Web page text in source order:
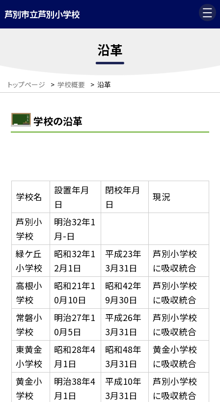
芦別市立芦別小学校
沿革
トップページ > 学校概要 > 沿革
学校の沿革
学校名
設置年月
日
閉校年月
日
現況
芦別小
学校
明治32年1
月-日
緑ケ丘
小学校
昭和32年1
2月1日
平成23年
3月31日
芦別小学校
に吸収統合
高根小
学校
昭和21年1
0月10日
昭和42年
9月30日
芦別小学校
に吸収統合
常磐小
学校
明治27年1
0月5日
平成26年
3月31日
芦別小学校
に吸収統合
東黄金
小学校
昭和28年4
月1日
昭和48年
3月31日
黄金小学校
に吸収統合
黄金小
学校
明治38年4
月1日
平成10年
3月31日
芦別小学校
に吸収統合